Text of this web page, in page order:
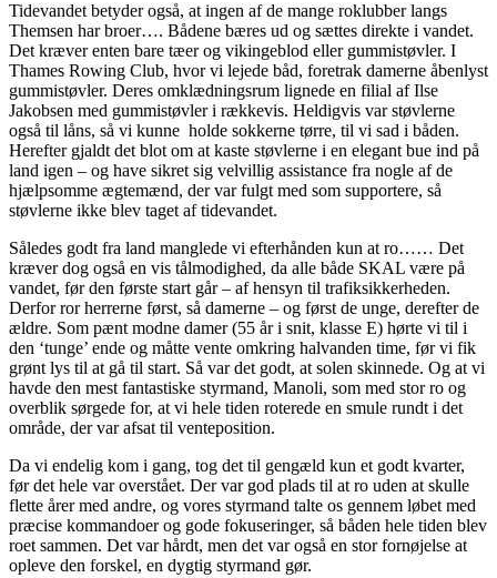
Tidevandet betyder også, at ingen af de mange roklubber langs
Themsen har broer…. Bådene bæres ud og sættes direkte i vandet.
Det kræver enten bare tæer og vikingeblod eller gummistøvler. I
Thames Rowing Club, hvor vi lejede båd, foretrak damerne åbenlyst
gummistøvler. Deres omklædningsrum lignede en filial af Ilse
Jakobsen med gummistøvler i rækkevis. Heldigvis var støvlerne
også til låns, så vi kunne holde sokkerne tørre, til vi sad i båden.
Herefter gjaldt det blot om at kaste støvlerne i en elegant bue ind på
land igen – og have sikret sig velvillig assistance fra nogle af de
hjælpsomme ægtemænd, der var fulgt med som supportere, så
støvlerne ikke blev taget af tidevandet.
Således godt fra land manglede vi efterhånden kun at ro…… Det
kræver dog også en vis tålmodighed, da alle både SKAL være på
vandet, før den første start går – af hensyn til trafiksikkerheden.
Derfor ror herrerne først, så damerne – og først de unge, derefter de
ældre. Som pænt modne damer (55 år i snit, klasse E) hørte vi til i
den ‘tunge’ ende og måtte vente omkring halvanden time, før vi fik
grønt lys til at gå til start. Så var det godt, at solen skinnede. Og at vi
havde den mest fantastiske styrmand, Manoli, som med stor ro og
overblik sørgede for, at vi hele tiden roterede en smule rundt i det
område, der var afsat til venteposition.
Da vi endelig kom i gang, tog det til gengæld kun et godt kvarter,
før det hele var overstået. Der var god plads til at ro uden at skulle
flette årer med andre, og vores styrmand talte os gennem løbet med
præcise kommandoer og gode fokuseringer, så båden hele tiden blev
roet sammen. Det var hårdt, men det var også en stor fornøjelse at
opleve den forskel, en dygtig styrmand gør.